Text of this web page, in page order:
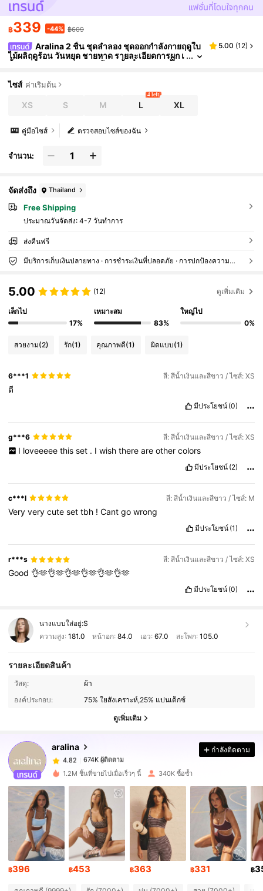
฿339 -44% ฿609
Aralina 2 ชิ้น ชุดลำลอง ชุดออกกำลังกายฤดูใบ
ไม้ผลิฤดูร้อน วันหยุด ชายหาด รายละเอียดการผูก เ
5.00 (12)
ไซส์ ค่าเริ่มต้น
XS S M L
4 left
XL
ตรวจสอบไซส์ของฉัน
คู่มือไซส์
จำนวน:
จัดส่งถึง Thailand
Free Shipping
ประมาณวันจัดส่ง: 4-7 วันทำการ
ส่งคืนฟรี
มีบริการเก็บเงินปลายทาง · การชำระเงินที่ปลอดภัย · การปกป้องความเป็นส่วนตัว
5.00 (12) ดูเพิ่มเติม
เล็กไป
17%
เหมาะสม
83%
ใหญ่ไป
0%
สวยงาม(2) รัก(1) คุณภาพดี(1) ผิดแบบ(1)
6***1 สี: สีน้ำเงินและสีขาว / ไซส์: XS
ดี
มีประโยชน์ (0)
g***6 สี: สีน้ำเงินและสีขาว / ไซส์: XS
I loveeeee this set . I wish there are other colors
มีประโยชน์ (2)
c***l สี: สีน้ำเงินและสีขาว / ไซส์: M
Veryverycutesettbh !Cantgowrong
มีประโยชน์ (1)
r***s สี: สีน้ำเงินและสีขาว / ไซส์: XS
Good 👌🫶👌🫶👌🫶👌🫶👌🫶👌🫶
มีประโยชน์ (0)
นางแบบใส่อยู่:S
ความสูง: 181.0 หน้าอก:84.0 เอว: 67.0 สะโพก: 105.0
รายละเอียดสินค้า
วัสดุ:
ผ้า
องค์ประกอบ:
75% ใยสังเคราะห์,25% แปนเด็กซ์
ดูเพิ่มเติม
aralina
674K ผู้ติดตาม
4.82
674K ผู้ติดตาม
s***8 จ่าย1 วันที่ผ่านมา
4.82 674K ผู้ติดตาม
674K ผู้ติดตาม
4.82 674K ผู้ติดตาม
กำลังติดตาม
1.2M ชิ้นที่ขายไปเมื่อเร็วๆ นี้ 340K ซื้อซ้ำ
฿396 ฿453 ฿363 ฿331 ฿